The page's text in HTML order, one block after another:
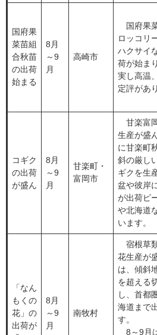
国府果
菜苗組
合秋苗
の出荷
始まる
8月
～9
月
高崎市
国府果
ロッコリ
ハクサイ
荷が始ま
実し高温
定評があ
コギク
の出荷
が盛ん
8月
～9
月
甘楽町・
富岡市
甘楽富
生産が盛
に甘楽町
斜の厳し
ギクを生
盆や彼岸
が出荷ピ
や北海道
います。
「なん
もくの
花」の
出荷が
8月
～9
月
南牧村
宿根草
花生産が
は、傾斜
を超える
し、首都
海道まで
す。
8～9月